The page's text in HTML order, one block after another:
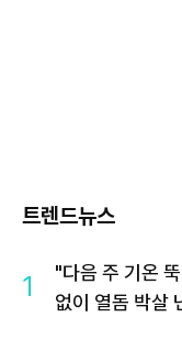
트렌드뉴스
1
"다음 주 기온
없이 열돔 박살